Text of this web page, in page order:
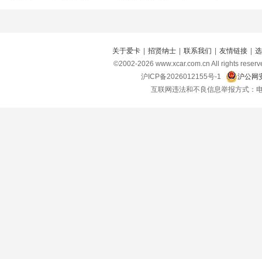
关于爱卡 | 招贤纳士 | 联系我们 | 友情链接 |
©2002-2026 www.xcar.com.cn All rights
沪ICP备2026012155号-1
沪公网
互联网违法和不良信息举报方式：